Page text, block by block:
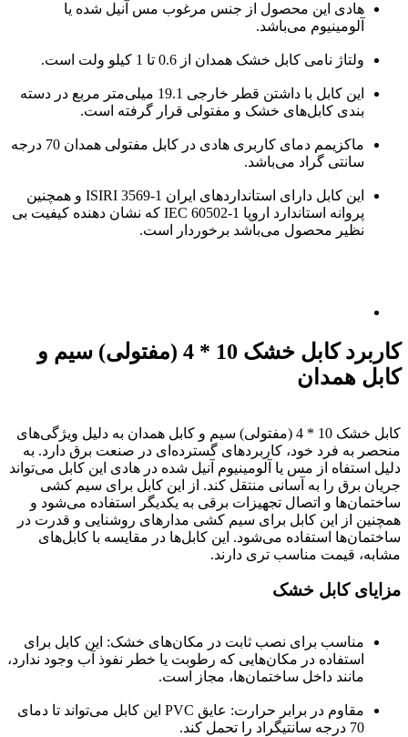
هادی این محصول از جنس مرغوب مس آنیل شده یا
آلومینیوم می‌باشد.
ولتاژ نامی کابل خشک همدان از 0.6 تا 1 کیلو ولت است.
این کابل با داشتن قطر خارجی 19.1 میلی‌متر مربع در دسته
بندی کابل‌های خشک و مفتولی قرار گرفته است.
ماکزیمم دمای کاربری هادی در کابل مفتولی همدان 70 درجه
سانتی گراد می‌باشد.
این کابل دارای استانداردهای ایران ISIRI 3569-1 و همچنین
پروانه استاندارد اروپا IEC 60502-1 که نشان دهنده کیفیت بی
نظیر محصول می‌باشد برخوردار است.
کاربرد کابل خشک 10 * 4 (مفتولی) سیم و
کابل همدان
کابل خشک 10 * 4 (مفتولی) سیم و کابل همدان به دلیل ویژگی‌های
منحصر به فرد خود، کاربردهای گسترده‌ای در صنعت برق دارد. به
دلیل استفاه از مس یا آلومینیوم آنیل شده در هادی این کابل می‌تواند
جریان برق را به آسانی منتقل کند. از این کابل برای سیم کشی
ساختمان‌ها و اتصال تجهیزات برقی به یکدیگر استفاده می‌شود و
همچنین از این کابل برای سیم کشی مدارهای روشنایی و قدرت در
ساختمان‌ها استفاده می‌شود. این کابل‌ها در مقایسه با کابل‌های
مشابه، قیمت مناسب تری دارند.
مزایای کابل خشک
مناسب برای نصب ثابت در مکان‌های خشک: این کابل برای
استفاده در مکان‌هایی که رطوبت یا خطر نفوذ آب وجود ندارد،
مانند داخل ساختمان‌ها، مجاز است.
مقاوم در برابر حرارت: عایق PVC این کابل می‌تواند تا دمای
70 درجه سانتیگراد را تحمل کند.